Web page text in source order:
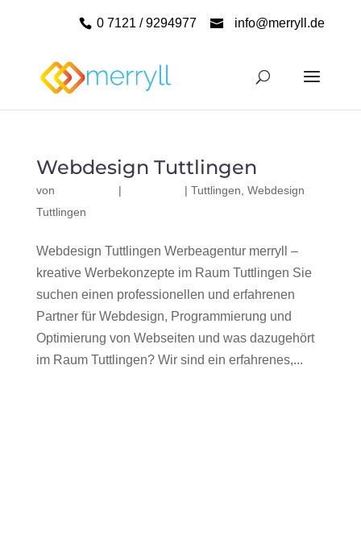
0 7121 / 9294977 info@merryll.de
Webdesign Tuttlingen
von | | Tuttlingen Webdesign
Tuttlingen
Webdesign Tuttlingen Werbeagentur merryll –
kreative Werbekonzepte im Raum Tuttlingen Sie
suchen einen professionellen und erfahrenen
Partner für Webdesign, Programmierung und
Optimierung von Webseiten und was dazugehört
im Raum Tuttlingen? Wir sind ein erfahrenes,...